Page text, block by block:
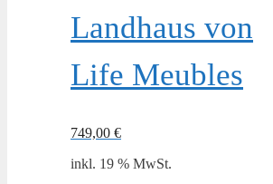
Landhaus von
Life Meubles
749,00 €
inkl. 19 % MwSt.